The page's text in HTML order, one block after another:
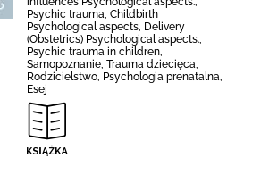
Psychic trauma, Childbirth
Psychological aspects, Delivery
(Obstetrics) Psychological aspects.,
Psychic trauma in children,
Samopoznanie, Trauma dziecięca,
Rodzicielstwo, Psychologia prenatalna,
Esej